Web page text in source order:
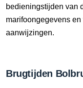
bedieningstijden van
marifoongegevens
aanwijzingen.
Brugtijden